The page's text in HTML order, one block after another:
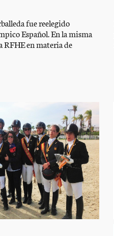
fue reelegido
Español. En la misma
RFHE en materia de
Enhorabuena Fátima
publicacion/noticias.asp?
watch?